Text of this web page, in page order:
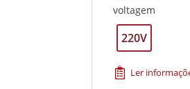
voltagem
220V
Ler